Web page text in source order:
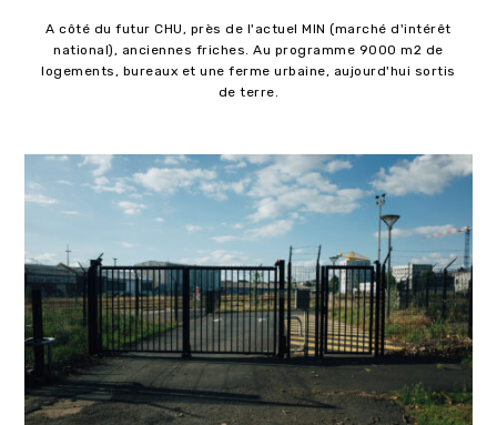
A côté du futur CHU, près de l'actuel MIN (marché d'intérêt
national), anciennes friches. Au programme 9000 m2 de
logements, bureaux et une ferme urbaine, aujourd'hui sortis
de terre.